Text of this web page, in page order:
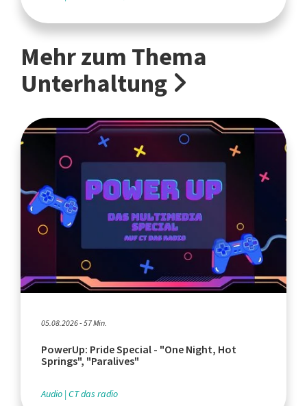
Mehr zum Thema
Unterhaltung
05.08.2026 - 57 Min.
PowerUp: Pride Special - "One Night, Hot
Springs", "Paralives"
Audio CT das radio